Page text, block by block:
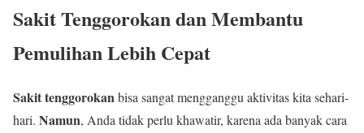
Sakit Tenggorokan dan Membantu
Pemulihan Lebih Cepat
Sakit tenggorokanbisa sangat mengganggu aktivitas kita sehari-
hari. Namun, Anda tidak perlu khawatir, karena ada banyak cara